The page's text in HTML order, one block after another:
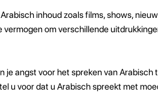
inhoud zoals films, shows,
om verschillende
je angst voor het spreken van Arabisch
u voor dat u Arabisch spreekt met